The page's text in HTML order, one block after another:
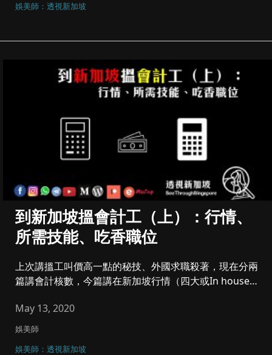
娛美師：透視新加坡
到新加坡搵會計工（上）：行情、
所需技能、吃香職位
上次講搵工叫價高一點的秘技、外國求職殺著，現在分兩
篇講會計核數，今篇講在新加坡行情（四大或In house重
May 13, 2020
娛美師
娛美師：透視新加坡